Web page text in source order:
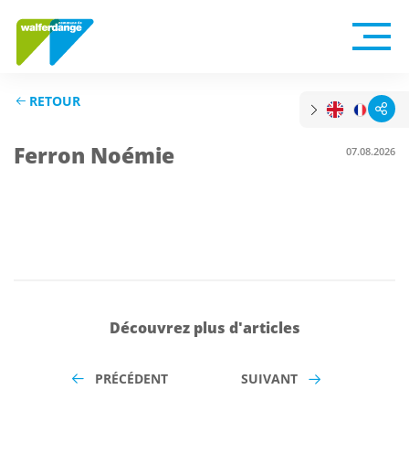
RETOUR
Ferron Noémie 07.08.2026
Découvrez plus d'articles
PRÉCÉDENT SUIVANT